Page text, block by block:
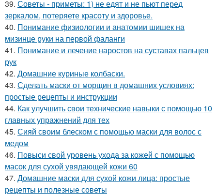
39. Советы - приметы: 1) не едят и не пьют перед
зеркалом, потеряете красоту и здоровье.
40. Понимание физиологии и анатомии шишек на
мизинце руки на первой фаланги
41. Понимание и лечение наростов на суставах пальцев
рук
42. Домашние куриные колбаски.
43. Сделать маски от морщин в домашних условиях:
простые рецепты и инструкции
44. Как улучшить свои технические навыки с помощью 10
главных упражнений для тех
45. Сияй своим блеском с помощью маски для волос с
медом
46. Повыси свой уровень ухода за кожей с помощью
масок для сухой увядающей кожи 60
47. Домашние маски для сухой кожи лица: простые
рецепты и полезные советы